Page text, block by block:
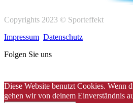
Copyrights 2023 © Sporteffekt
Impressum Datenschutz
Folgen Sie uns
Diese Website benutzt Cookies. Wenn
gehen wir von deinem Einverständnis